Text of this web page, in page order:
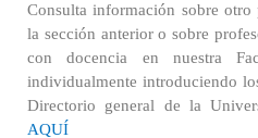
Consulta información sobre
la sección anterior o sobre
con docencia en nuestra
individualmente introduciendo
Directorio general de la
AQUÍ